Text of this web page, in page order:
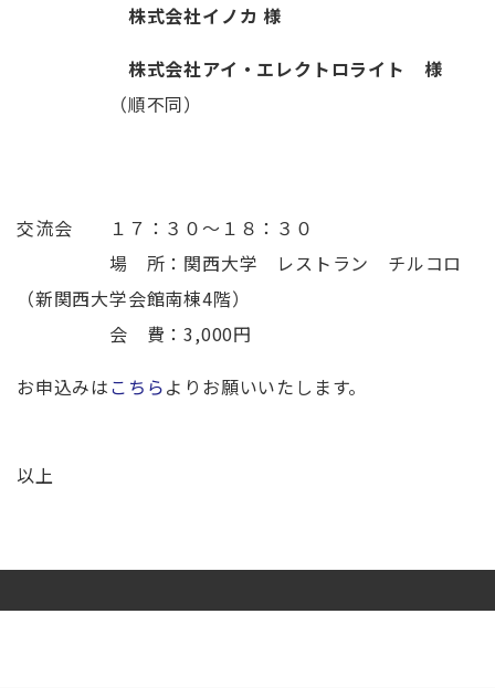
株式会社イノカ 様
株式会社アイ・エレクトロライト 様
（順不同）
交流会 １７：３０～１８：３０
場 所：関西大学 レストラン チルコロ
（新関西大学会館南棟4階）
会 費：3,000円
お申込みは こちらよりお願いいたします。
以上